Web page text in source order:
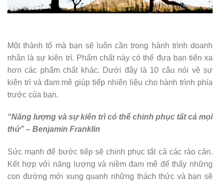
Một thành tố mà bạn sẽ luôn cần trong hành trình doanh
nhân là sự kiên trì. Phẩm chất này có thể đưa bạn tiến xa
hơn các phẩm chất khác. Dưới đây là 10 câu nói về sự
kiên trì và đam mê giúp tiếp nhiên liệu cho hành trình phía
trước của bạn.
“Năng lượng và sự kiên trì có thể chinh phục tất cả mọi
thứ” – Benjamin Franklin
Sức mạnh để bước tiếp sẽ chinh phục tất cả các rào cản.
Kết hợp với năng lượng và niềm đam mê để thấy những
con đường mới xung quanh những thách thức và bạn sẽ